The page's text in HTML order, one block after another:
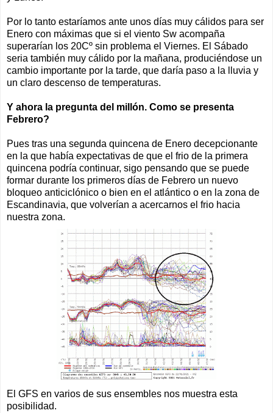
Por lo tanto estaríamos ante unos días muy cálidos para ser
Enero con máximas que si el viento Sw acompaña
superarían los 20Cº sin problema el Viernes. El Sábado
seria también muy cálido por la mañana, produciéndose un
cambio importante por la tarde, que daría paso a la lluvia y
un claro descenso de temperaturas.
Y ahora la pregunta del millón. Como se presenta
Febrero?
Pues tras una segunda quincena de Enero decepcionante
en la que había expectativas de que el frio de la primera
quincena podría continuar, sigo pensando que se puede
formar durante los primeros días de Febrero un nuevo
bloqueo anticiclónico o bien en el atlántico o en la zona de
Escandinavia, que volverían a acercarnos el frio hacia
nuestra zona.
El GFS en varios de sus ensembles nos muestra esta
posibilidad.